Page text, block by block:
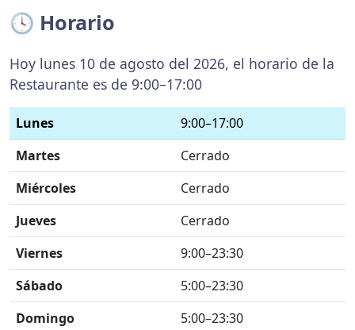
🕓 Horario
Hoy lunes 10 de agosto del 2026, el horario de la
Restaurante es de 9:00–17:00
Lunes
9:00–17:00
Martes
Cerrado
Miércoles
Cerrado
Jueves
Cerrado
Viernes
9:00–23:30
Sábado
5:00–23:30
Domingo
5:00–23:30